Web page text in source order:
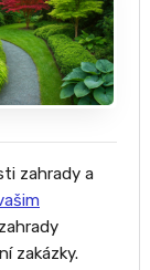
zahrady a
zakázky.